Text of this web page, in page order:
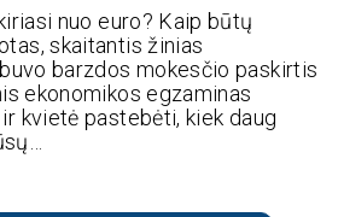
nuo euro? Kaip būtų
skaitantis žinias
barzdos mokesčio paskirtis
ekonomikos egzaminas
kvietė pastebėti, kiek daug